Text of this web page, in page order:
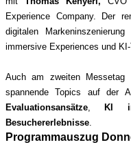
Experience Company. Der
digitalen
immersive Experiences und
Auch am zweiten Messetag
spannende Topics auf der
Evaluationsansätze, KI
Besuchererlebnisse.
Programmauszug